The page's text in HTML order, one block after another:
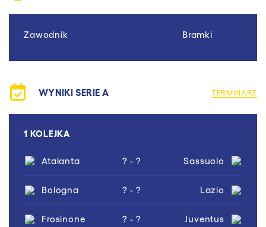
Zawodnik Bramki
WYNIKI SERIE A TERMINARZ
1 KOLEJKA
Atalanta ? - ? Sassuolo
Bologna ? - ? Lazio
Frosinone ? - ? Juventus